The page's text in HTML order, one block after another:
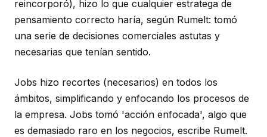
reincorporó), hizo lo que cualquier estratega de
pensamiento correcto haría, según Rumelt: tomó
una serie de decisiones comerciales astutas y
necesarias que tenían sentido.
Jobs hizo recortes (necesarios) en todos los
ámbitos, simplificando y enfocando los procesos de
la empresa. Jobs tomó 'acción enfocada', algo que
es demasiado raro en los negocios, escribe Rumelt.